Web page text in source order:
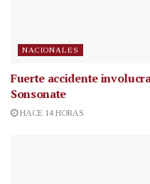
NACIONALES
Fuerte accidente
Sonsonate
HACE 14 HORAS